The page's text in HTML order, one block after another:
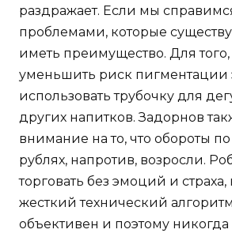
раздражает. Если мы
проблемами, которые
иметь преимущество. Для того,
уменьшить риск пигментации
использовать трубочку для
других напитков. Задорнов
внимание на то, что обороты
рублях, напротив, возросли.
торговать без эмоций и страха,
жесткий технический
объективен и поэтому никогда